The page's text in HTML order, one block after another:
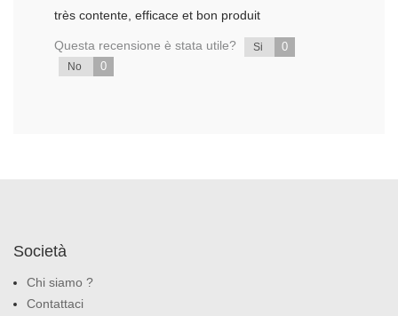
très contente, efficace et bon produit
Questa recensione è stata utile? Si 0
No 0
Società
Chi siamo ?
Contattaci